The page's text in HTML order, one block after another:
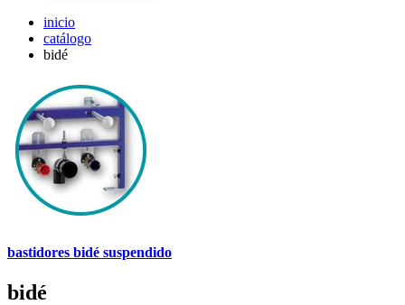
inicio
catálogo
bidé
bastidores bidé suspendido
bidé